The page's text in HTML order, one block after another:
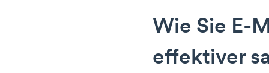
Wie Sie E-
effektiver